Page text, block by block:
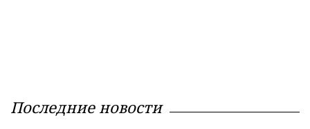
Последние новости